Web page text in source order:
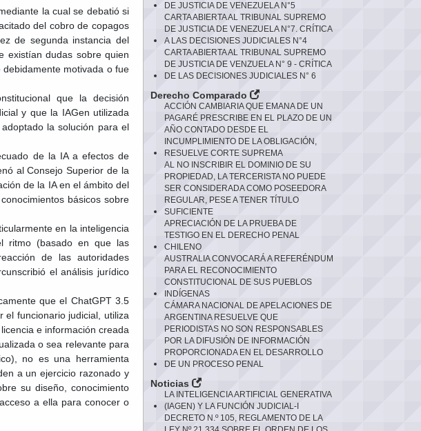
la cual se debatió si
del cobro de copagos
de segunda instancia del
existían dudas sobre quien
motivada o fue
que la decisión
y que la IAGen utilizada
la solución para el
de la IA a efectos de
al Consejo Superior de la
de la IA en el ámbito del
básicos sobre
en la inteligencia
ritmo (basado en que las
de las autoridades
el análisis jurídico
que el ChatGPT 3.5
el funcionario judicial, utiliza
e información creada
o sea relevante para
no es una herramienta
a un ejercicio razonado y
su diseño, conocimiento
a ella para conocer o
DE JUSTICIA DE VENEZUELA N°5
CARTA ABIERTA AL TRIBUNAL SUPREMO
DE JUSTICIA DE VENEZUELA N°7. CRÍTICA
A LAS DECISIONES JUDICIALES N°4
CARTA ABIERTA AL TRIBUNAL SUPREMO
DE JUSTICIA DE VENZUELA N° 9 - CRÍTICA
DE LAS DECISIONES JUDICIALES N° 6
Derecho Comparado
ACCIÓN CAMBIARIA QUE EMANA DE UN
PAGARÉ PRESCRIBE EN EL PLAZO DE UN
AÑO CONTADO DESDE EL
INCUMPLIMIENTO DE LA OBLIGACIÓN,
RESUELVE CORTE SUPREMA
AL NO INSCRIBIR EL DOMINIO DE SU
PROPIEDAD, LA TERCERISTA NO PUEDE
SER CONSIDERADA COMO POSEEDORA
REGULAR, PESE A TENER TÍTULO
SUFICIENTE
APRECIACIÓN DE LA PRUEBA DE
TESTIGO EN EL DERECHO PENAL
CHILENO
AUSTRALIA CONVOCARÁ A REFERÉNDUM
PARA EL RECONOCIMIENTO
CONSTITUCIONAL DE SUS PUEBLOS
INDÍGENAS
CÁMARA NACIONAL DE APELACIONES DE
ARGENTINA RESUELVE QUE
PERIODISTAS NO SON RESPONSABLES
POR LA DIFUSIÓN DE INFORMACIÓN
PROPORCIONADA EN EL DESARROLLO
DE UN PROCESO PENAL
Noticias
LA INTELIGENCIA ARTIFICIAL GENERATIVA
(IAGEN) Y LA FUNCIÓN JUDICIAL-I
DECRETO N.º 105, REGLAMENTO DE LA